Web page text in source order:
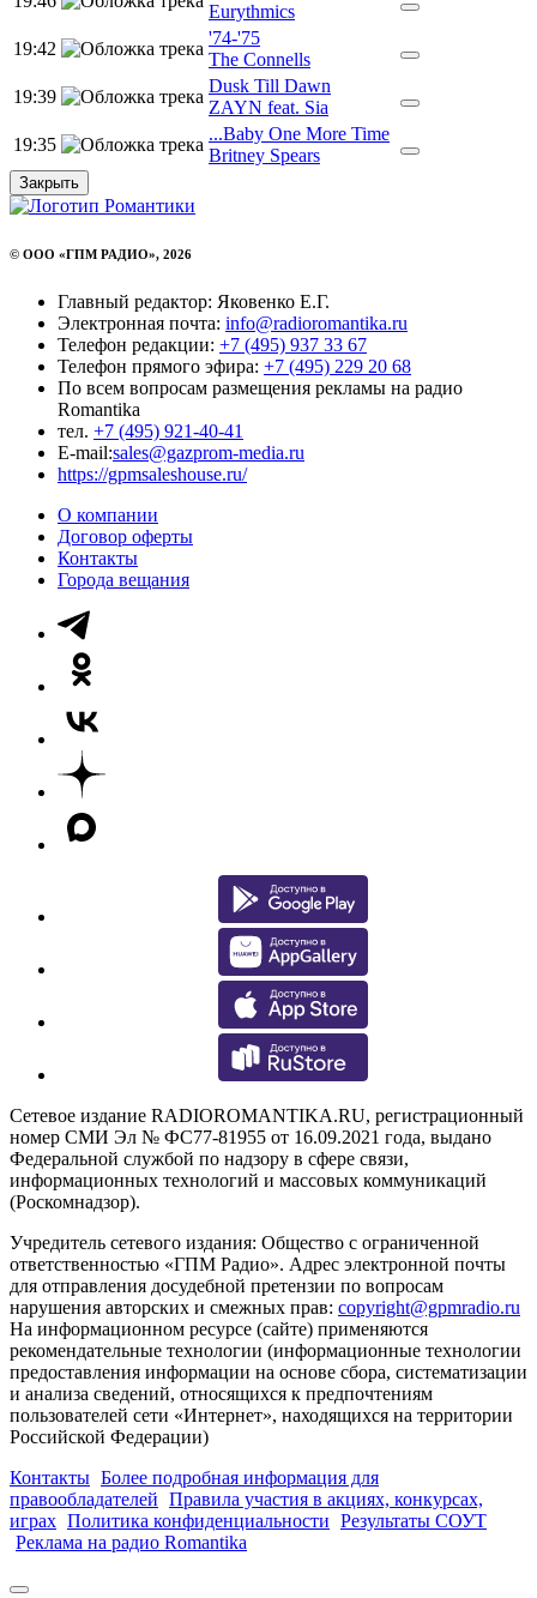
Eurythmics
19:42
'74-'75
The Connells
19:39
Dusk Till Dawn
ZAYN feat. Sia
19:35
...Baby One More Time
Britney Spears
Закрыть
© ООО «ГПМ РАДИО», 2026
Главный редактор: Яковенко Е.Г.
Электронная почта: info@radioromantika.ru
Телефон редакции: +7 (495) 937 33 67
Телефон прямого эфира: +7 (495) 229 20 68
По всем вопросам размещения рекламы на радио
Romantika
тел. +7 (495) 921-40-41
E-mail:sales@gazprom-media.ru
https://gpmsaleshouse.ru/
О компании
Договор оферты
Контакты
Города вещания
Сетевое издание RADIOROMANTIKA.RU, регистрационный
номер СМИ Эл № ФС77-81955 от 16.09.2021 года, выдано
Федеральной службой по надзору в сфере связи,
информационных технологий и массовых коммуникаций
(Роскомнадзор).
Учредитель сетевого издания: Общество с ограниченной
ответственностью «ГПМ Радио». Адрес электронной почты
для отправления досудебной претензии по вопросам
нарушения авторских и смежных прав: copyright@gpmradio.ru
На информационном ресурсе (сайте) применяются
рекомендательные технологии (информационные технологии
предоставления информации на основе сбора, систематизации
и анализа сведений, относящихся к предпочтениям
пользователей сети «Интернет», находящихся на территории
Российской Федерации)
Контакты Более подробная информация для
правообладателей Правила участия в акциях, конкурсах,
играх Политика конфиденциальности Результаты СОУТ
Реклама на радио Romantika